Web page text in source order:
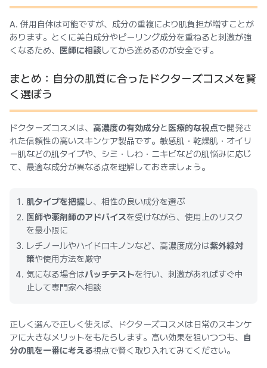
A. 併用自体は可能ですが、成分の重複により肌負担が増すことが
あります。とくに美白成分やピーリング成分を重ねると刺激が強
くなるため、 医師に相談してから進めるのが安全です。
まとめ：自分の肌質に合ったドクターズコスメを賢
く選ぼう
ドクターズコスメは、 高濃度の有効成分と医療的な視点で開発さ
れた信頼性の高いスキンケア製品です。敏感肌・乾燥肌・オイリ
ー肌などの肌タイプや、シミ・しわ・ニキビなどの肌悩みに応じ
て、最適な成分が異なる点を理解しておきましょう。
肌タイプを把握し、相性の良い成分を選ぶ
医師や薬剤師のアドバイスを受けながら、使用上のリスク
を最小限に
レチノールやハイドロキノンなど、高濃度成分は紫外線対
策や使用方法を厳守
気になる場合はパッチテストを行い、刺激があればすぐ中
止して専門家へ相談
正しく選んで正しく使えば、ドクターズコスメは日常のスキンケ
アに大きなメリットをもたらします。高い効果を狙いつつも、
自
分の肌を一番に考える視点で賢く取り入れてみてください。